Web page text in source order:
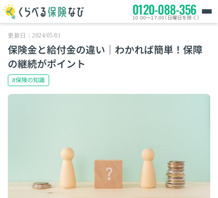
0120-088-356
10:00～17:00（日曜日を除く）
更新日：2024/05/01
保険金と給付金の違い｜わかれば簡単！保障
の継続がポイント
#保険の知識